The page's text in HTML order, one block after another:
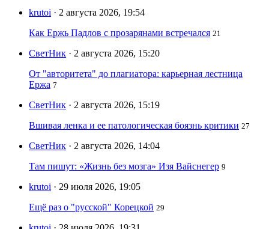
krutoi · 2 августа 2026, 19:54
Как Ержь Падлов с прозарянами встречался 21
СветНик · 2 августа 2026, 15:20
От "авторитета" до плагиатора: карьерная лестница
Ержа 7
СветНик · 2 августа 2026, 15:19
Вшивая ленка и ее патологическая боязнь критики 27
СветНик · 2 августа 2026, 14:04
Там пишут: «Жизнь без мозга» Изя Вайснегер 9
krutoi · 29 июля 2026, 19:05
Ещё раз о "русской" Корецкой 29